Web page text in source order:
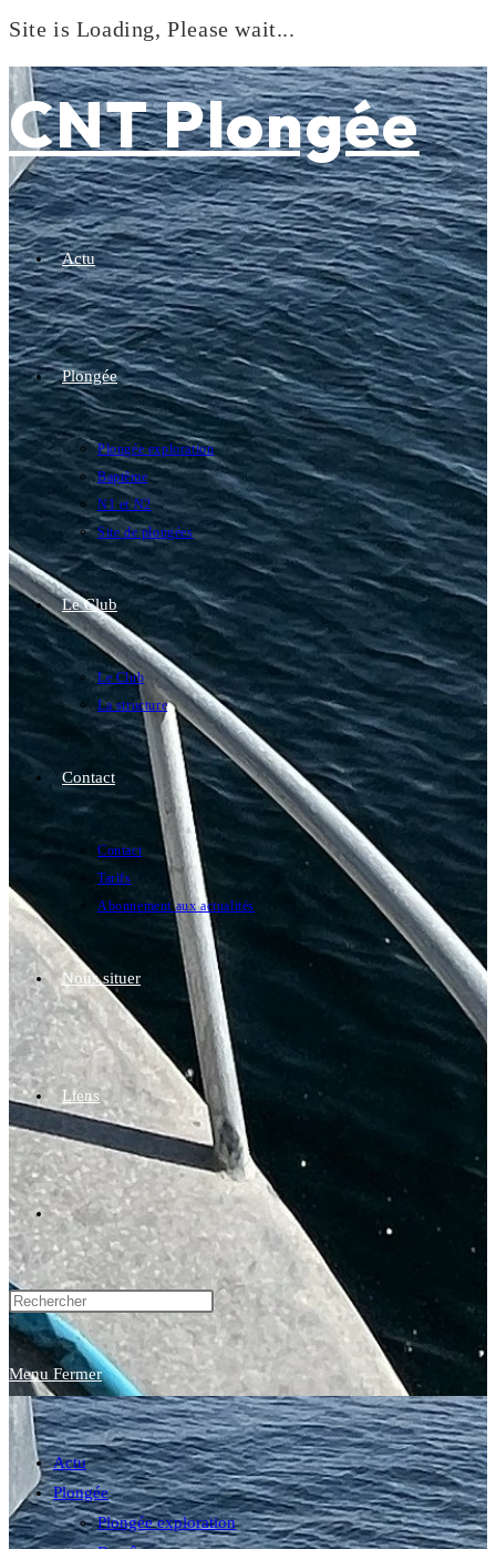
Site is Loading, Please wait...
to
content
CNT Plongée
Actu
Plongée
Plongée exploration
Baptême
N1 et N2
Site de plongées
Le Club
Le Club
La structure
Contact
Contact
Tarifs
Abonnement aux actualités
Nous situer
Liens
Toggle
website
search
Menu Fermer
Actu
Plongée
Plongée exploration